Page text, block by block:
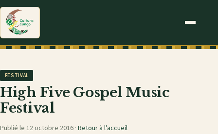
FESTIVAL
High Five Gospel Music
Festival
Publié le 12 octobre 2016 · Retour à l'accueil